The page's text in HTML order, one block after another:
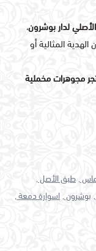
لدار بوشرون،
الهدية المثالية أو
مجوهرات مخملية
, طبق الأصل ,
بوشرون , اسوارة دمعة ,